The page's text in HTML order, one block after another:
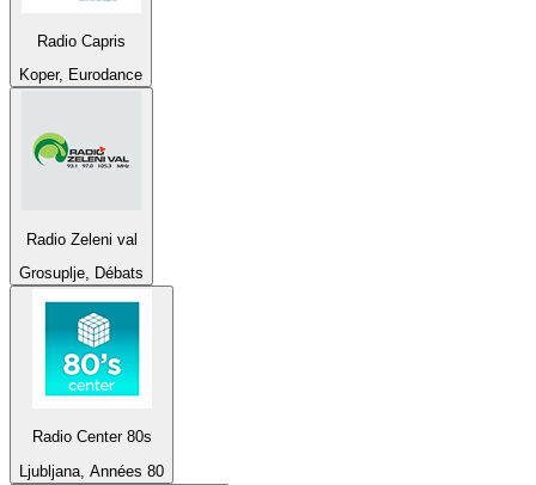
Radio Capris
Koper, Eurodance
Radio Zeleni val
Grosuplje, Débats
Radio Center 80s
Ljubljana, Années 80